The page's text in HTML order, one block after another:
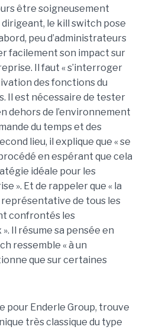
être soigneusement
le kill switch pose
peu d’administrateurs
facilement son impact sur
Il faut « s’interroger
des fonctions du
Il est nécessaire de tester
dehors de l’environnement
du temps et des
lieu, il explique que « se
en espérant que cela
idéale pour les
». Et de rappeler que « la
représentative de tous les
confrontés les
Il résume sa pensée en
ressemble « à un
que sur certaines
pour Enderle Group, trouve
très classique du type